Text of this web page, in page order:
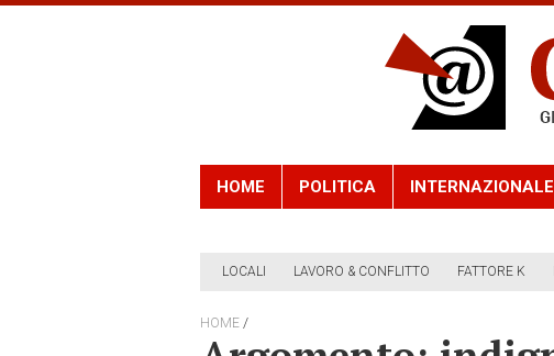
HOME POLITICA INTERNAZIONALE
LOCALI LAVORO & CONFLITTO FATTORE K
HOME /